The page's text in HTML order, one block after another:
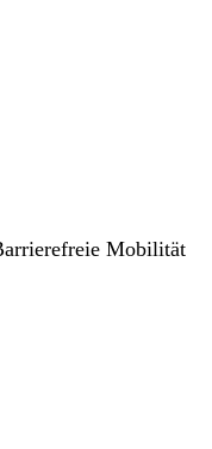
Mobilität